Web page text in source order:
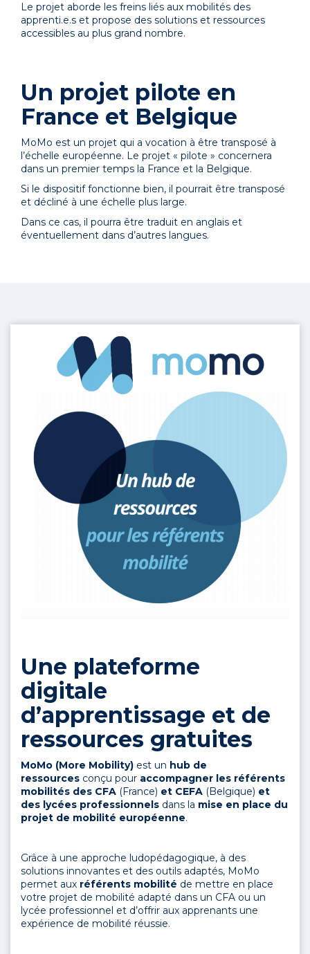
Le projet aborde les freins liés aux mobilités des
apprenti.e.s et propose des solutions et ressources
accessibles au plus grand nombre.
Un projet pilote en
France et Belgique
MoMo est un projet qui a vocation à être transposé à
l’échelle européenne. Le projet « pilote » concernera
dans un premier temps la France et la Belgique.
Si le dispositif fonctionne bien, il pourrait être transposé
et décliné à une échelle plus large.
Dans ce cas, il pourra être traduit en anglais et
éventuellement dans d’autres langues.
Une plateforme
digitale
d’apprentissage et de
ressources gratuites
MoMo (More Mobility) est un hub de
ressources conçu pour accompagner les référents
mobilités des CFA (France) et CEFA (Belgique) et
des lycées professionnels dans la mise en place du
projet de mobilité européenne. ​
Grâce à une approche ludopédagogique, à des
solutions innovantes et des outils adaptés, MoMo
permet aux référents mobilité de mettre en place
votre projet de mobilité adapté dans un CFA ou un
lycée professionnel et d’offrir aux apprenants une
expérience de mobilité réussie.